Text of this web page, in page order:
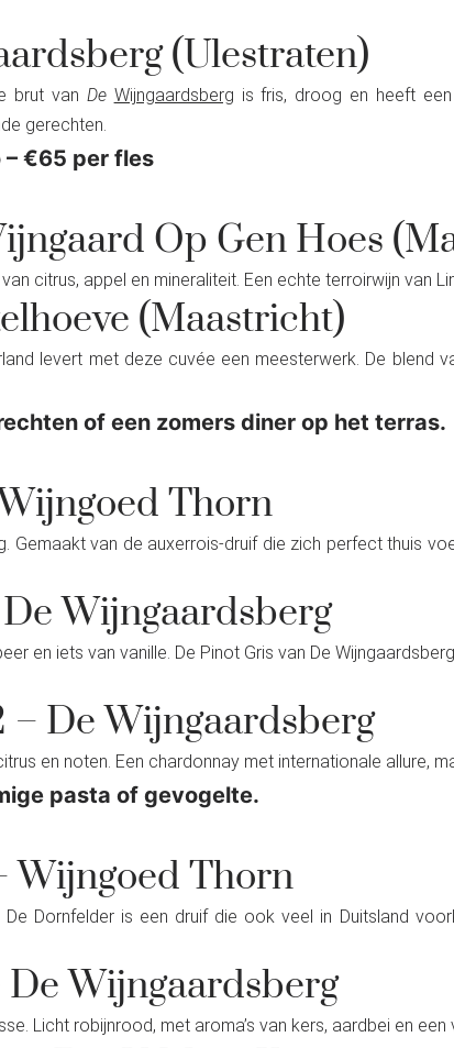
(Ulestraten)
brut van De Wijngaardsberg is fris, droog en heeft
gerechten.
– €65 per fles
Op Gen Hoes
citrus, appel en mineraliteit. Een echte terroirwijn van
(Maastricht)
levert met deze cuvée een meesterwerk. De blend
of een zomers diner op het terras.
Thorn
Gemaakt van de auxerrois-druif die zich perfect thuis
Wijngaardsberg
en iets van vanille. De Pinot Gris van De
De Wijngaardsberg
en noten. Een chardonnay met internationale allure,
pasta of gevogelte.
Wijngoed Thorn
Dornfelder is een druif die ook veel in Duitsland
Wijngaardsberg
Licht robijnrood, met aroma’s van kers, aardbei en een